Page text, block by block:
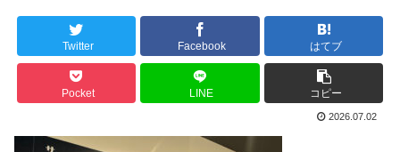
Twitter Facebook はてブ
Pocket LINE コピー
2026.07.02